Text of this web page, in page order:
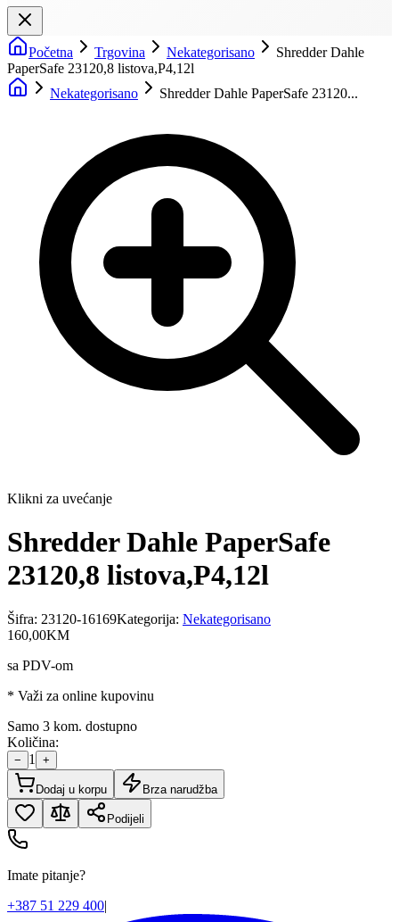
Početna Trgovina Nekategorisano
Shredder Dahle
PaperSafe 23120,8 listova,P4,12l
Nekategorisano
Shredder Dahle PaperSafe 23120...
Klikni za uvećanje
Shredder Dahle PaperSafe
23120,8 listova,P4,12l
Šifra: 23120-16169Kategorija: Nekategorisano
160,00KM
sa PDV-om
* Važi za online kupovinu
Samo 3 kom. dostupno
Količina:
− 1 +
Dodaj u korpu Brza narudžba
Podijeli
Imate pitanje?
+387 51 229 400|